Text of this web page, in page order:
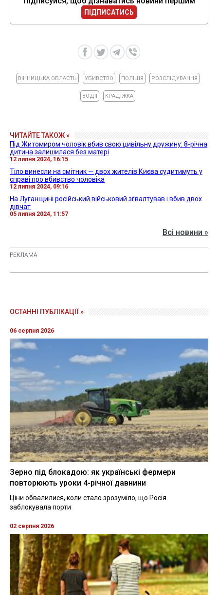
ПІДПИСАТИСЬ
ВІННИЦЬКА ОБЛАСТЬ УБИВСТВО ПОЛІЦІЯ РОЗСЛІДУВАННЯ
ВОДІЇ КРАДІЖКА
ЧИТАЙТЕ ТАКОЖ »
Під Житомиром чоловік вбив свою цивільну дружину: 8-річна
дитина залишилася без матері
12 липня 2024, 16:15
Тіло винесли на смітник — двох жителів Києва судитимуть у
справі про вбивство чоловіка
12 липня 2024, 09:16
На Луганщині російський військовий зґвалтував і вбив двох
дівчат
05 липня 2024, 11:57
Всі новини »
ОСТАННІ ПУБЛІКАЦІЇ »
06 серпня 2026
Зерно під блокадою: як українські фермери
повторюють уроки 4-річної давнини
Ціни обвалилися, коли стало зрозуміло, що Росія
заблокувала порти
02 серпня 2026